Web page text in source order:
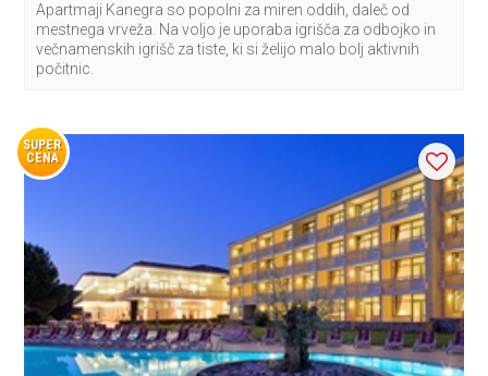
Apartmaji Kanegra so popolni za miren oddih, daleč od
mestnega vrveža. Na voljo je uporaba igrišča za odbojko in
večnamenskih igrišč za tiste, ki si želijo malo bolj aktivnih
počitnic.
SUPER
CENA